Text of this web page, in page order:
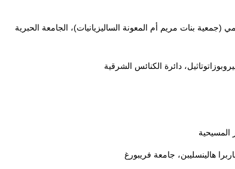
(جمعية بنات مريم أم المعونة الساليزيانيات)، الجامعة الحبرية
دائرة الكنائس الشرقية
المسيحية
هالينسليبن، جامعة فريبورغ